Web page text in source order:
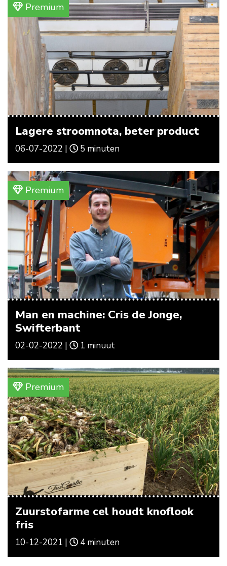
Premium
Lagere stroomnota, beter product
06-07-2022 | 5 minuten
Premium
Man en machine: Cris de Jonge,
Swifterbant
02-02-2022 | 1 minuut
Premium
Zuurstofarme cel houdt knoflook
fris
10-12-2021 | 4 minuten